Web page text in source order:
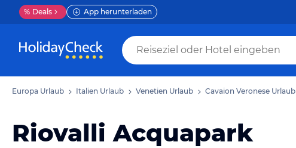
% Deals App herunterladen
Europa Urlaub Italien Urlaub Venetien Urlaub Cavaion Veronese Urlaub
Riovalli Acquapark